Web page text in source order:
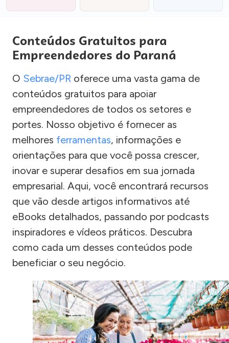
Conteúdos Gratuitos para
Empreendedores do Paraná
O Sebrae/PR oferece uma vasta gama de
conteúdos gratuitos para apoiar
empreendedores de todos os setores e
portes. Nosso objetivo é fornecer as
melhores ferramentas, informações e
orientações para que você possa crescer,
inovar e superar desafios em sua jornada
empresarial. Aqui, você encontrará recursos
que vão desde artigos informativos até
eBooks detalhados, passando por podcasts
inspiradores e vídeos práticos. Descubra
como cada um desses conteúdos pode
beneficiar o seu negócio.